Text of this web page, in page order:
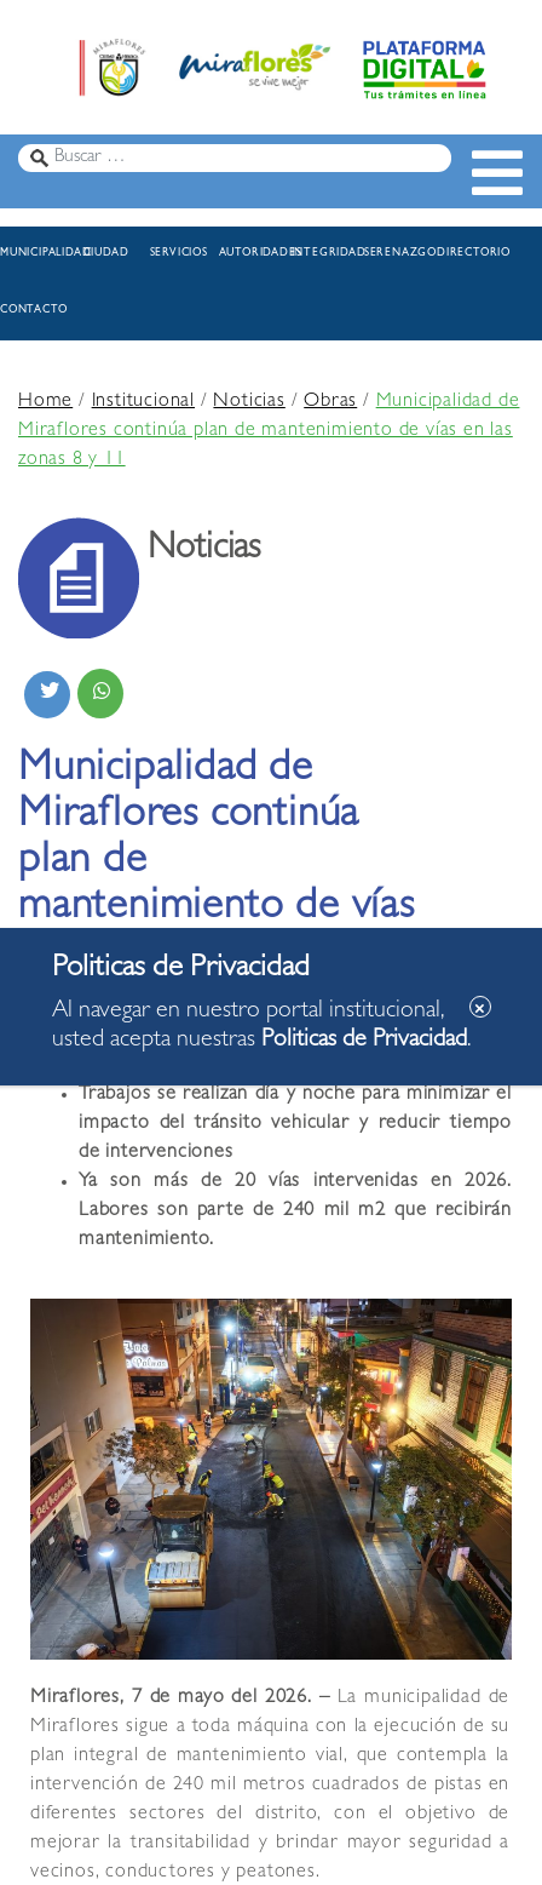
MUNICIPALIDADCIUDAD SERVICIOS AUTORIDADESINTEGRIDADSERENAZGODIRECTORIO
CONTACTO
Home/Institucional /Noticias/Obras/Municipalidad de
Miraflores continúa plan de mantenimiento de vías en las
zonas 8 y 11
Noticias
Municipalidad de
Miraflores continúa
plan de
mantenimiento de vías
en las zonas 8 y 11
07.05.2026
Trabajos se realizan día y noche para minimizar el
impacto del tránsito vehicular y reducir tiempo
de intervenciones
Ya son más de 20 vías intervenidas en 2026.
Labores son parte de 240 mil m2 que recibirán
mantenimiento.
Miraflores, 7 de mayo del 2026. –La municipalidad de
Miraflores sigue a toda máquina con la ejecución de su
plan integral de mantenimiento vial, que contempla la
intervención de 240 mil metros cuadrados de pistas en
diferentes sectores del distrito, con el objetivo de
mejorar la transitabilidad y brindar mayor seguridad a
vecinos, conductores y peatones.
Al navegar en nuestro portal institucional,
usted acepta nuestras Politicas de Privacidad.